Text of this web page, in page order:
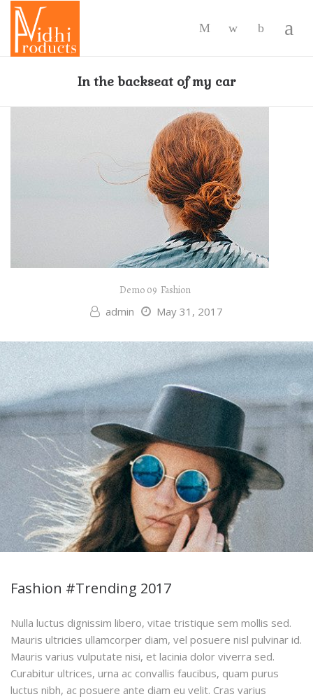
In the backseat of my car
Demo 09 Fashion
admin May 31, 2017
Fashion #Trending 2017
Nulla luctus dignissim libero, vitae tristique sem mollis sed.
Mauris ultricies ullamcorper diam, vel posuere nisl pulvinar id.
Mauris varius vulputate nisi, et lacinia dolor viverra sed.
Curabitur ultrices, urna ac convallis faucibus, quam purus
luctus nibh, ac posuere ante diam eu velit. Cras varius